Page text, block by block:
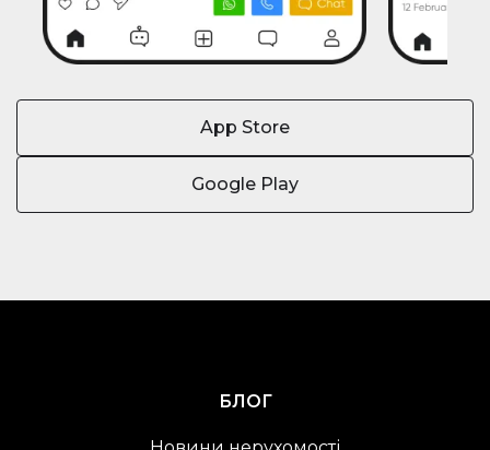
App Store
Google Play
БЛОГ